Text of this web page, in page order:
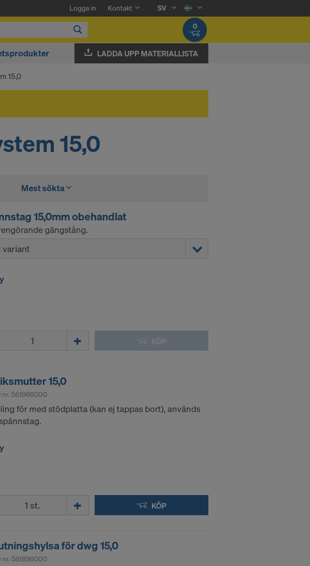
Logga in Kontakt
SV
0
LADDA UPP MATERIALLISTA
15,0
15,0
Mest sökta
15,0mm obehandlat
gängstång.
variant
KÖP
15,0
581966000
för med stödplatta (kan ej tappas bort), används
KÖP
för dwg 15,0
581896000